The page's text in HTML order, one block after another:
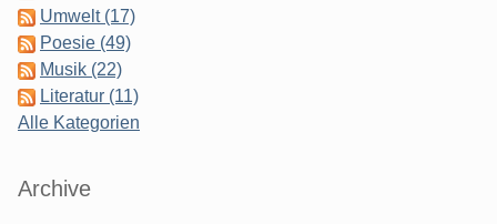
Umwelt (17)
Poesie (49)
Musik (22)
Literatur (11)
Alle Kategorien
Archive